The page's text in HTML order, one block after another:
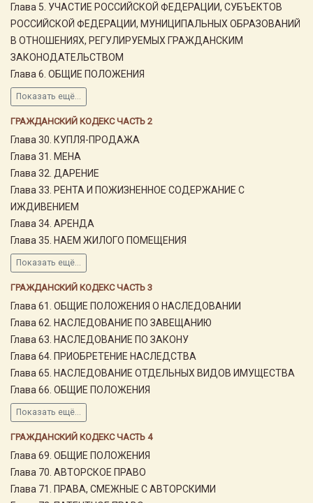
Глава 5. УЧАСТИЕ РОССИЙСКОЙ ФЕДЕРАЦИИ, СУБЪЕКТОВ
РОССИЙСКОЙ ФЕДЕРАЦИИ, МУНИЦИПАЛЬНЫХ ОБРАЗОВАНИЙ
В ОТНОШЕНИЯХ, РЕГУЛИРУЕМЫХ ГРАЖДАНСКИМ
ЗАКОНОДАТЕЛЬСТВОМ
Глава 6. ОБЩИЕ ПОЛОЖЕНИЯ
Показать ещё...
ГРАЖДАНСКИЙ КОДЕКС ЧАСТЬ 2
Глава 30. КУПЛЯ-ПРОДАЖА
Глава 31. МЕНА
Глава 32. ДАРЕНИЕ
Глава 33. РЕНТА И ПОЖИЗНЕННОЕ СОДЕРЖАНИЕ С
ИЖДИВЕНИЕМ
Глава 34. АРЕНДА
Глава 35. НАЕМ ЖИЛОГО ПОМЕЩЕНИЯ
Показать ещё...
ГРАЖДАНСКИЙ КОДЕКС ЧАСТЬ 3
Глава 61. ОБЩИЕ ПОЛОЖЕНИЯ О НАСЛЕДОВАНИИ
Глава 62. НАСЛЕДОВАНИЕ ПО ЗАВЕЩАНИЮ
Глава 63. НАСЛЕДОВАНИЕ ПО ЗАКОНУ
Глава 64. ПРИОБРЕТЕНИЕ НАСЛЕДСТВА
Глава 65. НАСЛЕДОВАНИЕ ОТДЕЛЬНЫХ ВИДОВ ИМУЩЕСТВА
Глава 66. ОБЩИЕ ПОЛОЖЕНИЯ
Показать ещё...
ГРАЖДАНСКИЙ КОДЕКС ЧАСТЬ 4
Глава 69. ОБЩИЕ ПОЛОЖЕНИЯ
Глава 70. АВТОРСКОЕ ПРАВО
Глава 71. ПРАВА, СМЕЖНЫЕ С АВТОРСКИМИ